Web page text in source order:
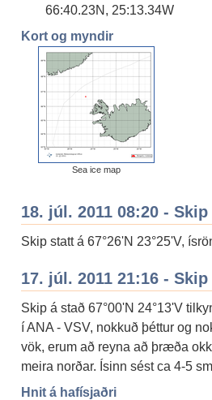
66:40.23N, 25:13.34W
Kort og myndir
Sea ice map
18. júl. 2011 08:20 - Skip
Skip statt á 67°26'N 23°25'V,
17. júl. 2011 21:16 - Skip
Skip á stað 67°00'N 24°13'V
í ANA - VSV, nokkuð þéttur og
vök, erum að reyna að þræða
meira norðar. Ísinn sést ca 4-5
Hnit á hafísjaðri